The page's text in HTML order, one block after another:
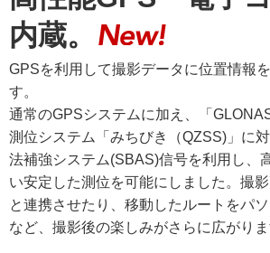
内蔵。
GPSを利用して撮影データに位置情報
す。
通常のGPSシステムに加え、「
測位システム「みちびき（QZSS)」に
法補強システム(SBAS)信号を利用し、
い安定した測位を可能にしました。撮
と連携させたり、移動したルートをパ
など、撮影後の楽しみがさらに広がりま